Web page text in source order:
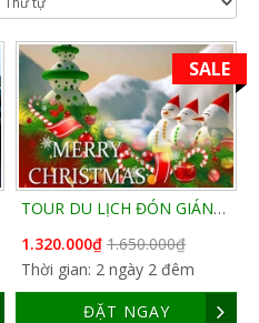
SALE
TOUR DU LỊCH ĐÓN GIÁNG SINH CAO NGUYÊN ĐÀ LẠT
1.320.000₫ 1.650.000₫
Thời gian: 2 ngày 2 đêm
ĐẶT NGAY